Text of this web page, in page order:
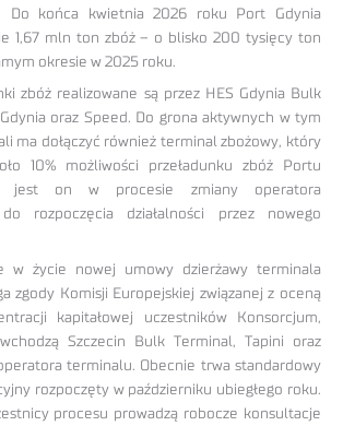
Do końca kwietnia 2026 roku Port Gdynia
1,67 mln ton zbóż – o blisko 200 tysięcy ton
okresie w 2025 roku.
zbóż realizowane są przez HES Gdynia Bulk
oraz Speed. Do grona aktywnych w tym
ma dołączyć również terminal zbożowy, który
10% możliwości przeładunku zbóż Portu
jest on w procesie zmiany operatora
rozpoczęcia działalności przez nowego
w życie nowej umowy dzierżawy terminala
zgody Komisji Europejskiej związanej z oceną
kapitałowej uczestników Konsorcjum,
Szczecin Bulk Terminal, Tapini oraz
terminalu. Obecnie trwa standardowy
rozpoczęty w październiku ubiegłego roku.
procesu prowadzą robocze konsultacje